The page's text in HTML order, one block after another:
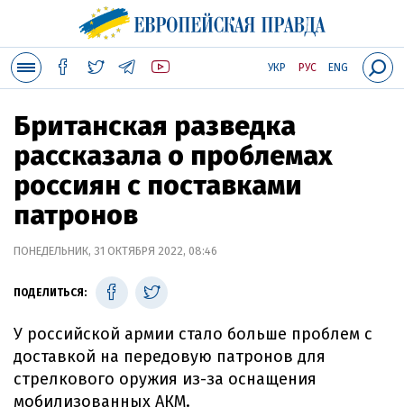
УКР РУС ENG
Британская разведка
рассказала о проблемах
россиян с поставками
патронов
ПОНЕДЕЛЬНИК, 31 ОКТЯБРЯ 2022, 08:46
ПОДЕЛИТЬСЯ:
У российской армии стало больше проблем с
доставкой на передовую патронов для
стрелкового оружия из-за оснащения
мобилизованных АКМ.